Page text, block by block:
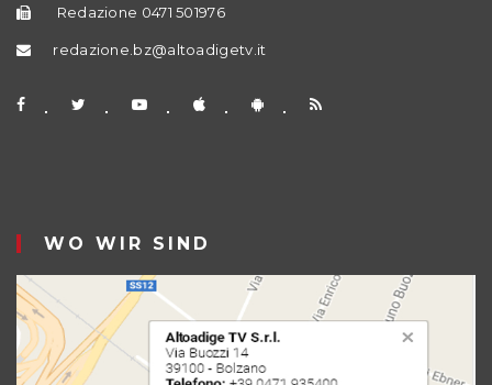
Redazione 0471 501976
redazione.bz@altoadigetv.it
WO WIR SIND